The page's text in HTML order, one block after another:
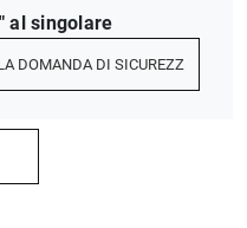
al singolare